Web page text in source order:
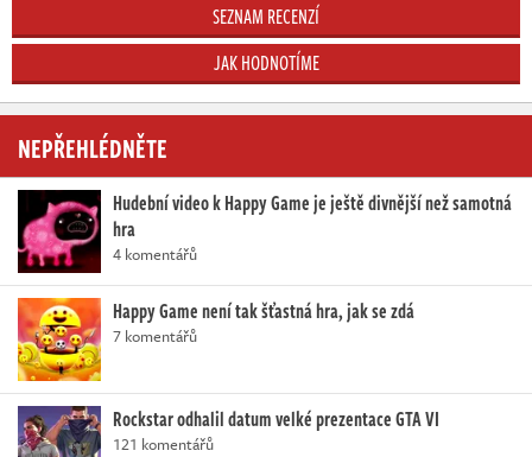
SEZNAM RECENZÍ
JAK HODNOTÍME
NEPŘEHLÉDNĚTE
Hudební video k Happy Game je ještě divnější než samotná
hra
4 komentářů
Happy Game není tak šťastná hra, jak se zdá
7 komentářů
Rockstar odhalil datum velké prezentace GTA VI
121 komentářů